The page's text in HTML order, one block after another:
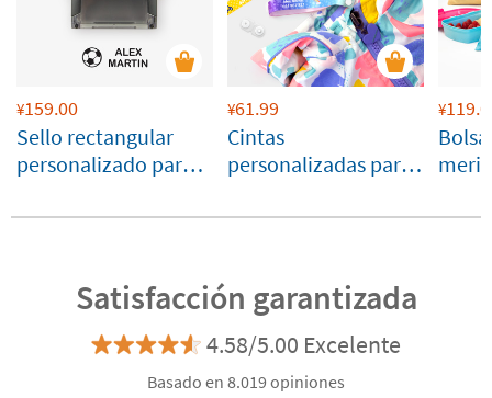
¥159.00
Sello rectangular
personalizado para
objetos
¥61.99
Cintas
personalizadas para
cierre
¥
Satisfacción garantizada
4.58/5.00 Excelente
Basado en 8.019 opiniones